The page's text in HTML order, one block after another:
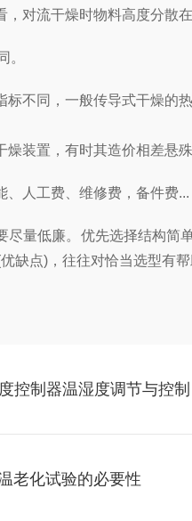
，对流干燥时物料高度分散
。
标不同，一般传导式干燥的
燥装置，有时其造价相差
、人工费、维修费，备件费...
尽量低廉。优先选择结构
缺点)，往往对恰当选型有
控制器温湿度调节与控制
老化试验的必要性